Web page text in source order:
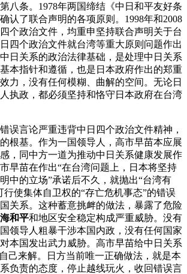
八条。1978年两国缔结《中日和平友好条
认了联合声明的各项原则。1998年和2008
个政治文件，均重申坚持联合声明关于台
四个政治文件就台湾等重大原则问题作出
日关系的政治法律基础，是处理中日关系
本指针和遵循，也是日本政府作出的郑重
力，没有任何模糊、曲解的空间。无论日
执政，都必须坚持和恪守日本政府在台湾
言论严重违背中日四个政治文件精神，
根基。作为一国领导人，高市早苗本应展
，同中方一道为推动中日关系健康发展作
早苗在作出“在台湾问题上，日本将坚持
中的立场”承诺后不久，就抛出“台湾有
行使集体自卫权的“存亡危机事态”的错误
关系。这种蓄意挑衅的做法，暴露了危险
和平和地区安全稳定构成严重威胁。没有
领导人粗暴干涉本国内政，没有任何国家
本国发出武力威胁。高市早苗给中日关系
己来解。日方当前唯一正确做法，就是本
负责的态度，停止越线玩火，收回错误言